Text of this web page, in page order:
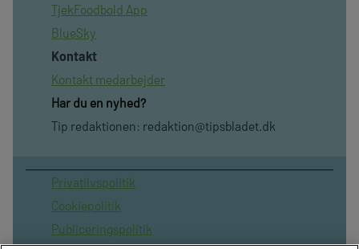
TjekFoodbold App
BlueSky
Kontakt
Kontakt medarbejder
Har du en nyhed?
Tip redaktionen: redaktion@tipsbladet.dk
Privatilvspolitik
Cookiepolitik
Publiceringspolitik